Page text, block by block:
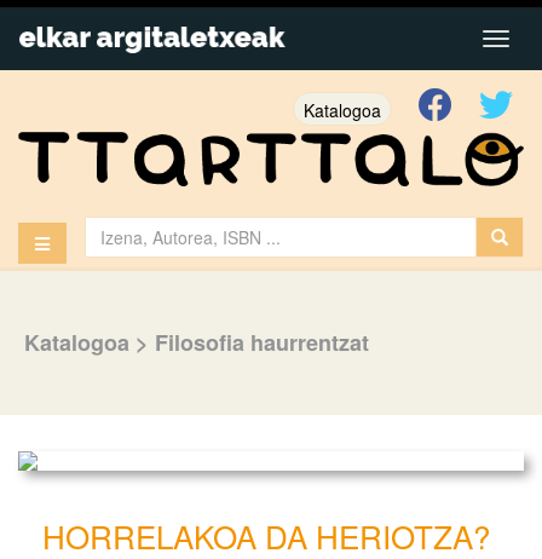
Katalogoa
Katalogoa > Filosofia haurrentzat
HORRELAKOA DA HERIOTZA?